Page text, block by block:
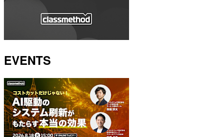
EVENTS